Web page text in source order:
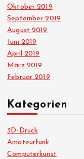
Oktober 2019
September 2019
August 2019
Juni 2019
April 2019
März 2019
Februar 2019
Kategorien
3D-Druck
Amateurfunk
Computerkunst